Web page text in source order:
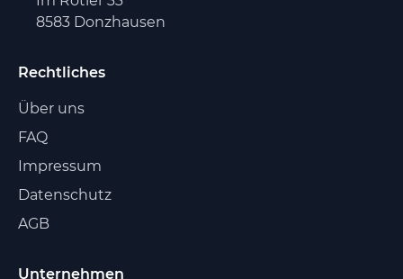
8583 Donzhausen
Rechtliches
Über uns
FAQ
Impressum
Datenschutz
AGB
Unternehmen